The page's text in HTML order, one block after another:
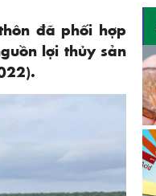
đã phối hợp
lợi thủy sản